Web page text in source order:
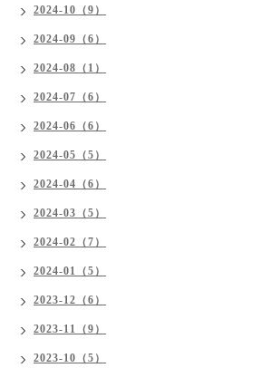
2024-10（9）
2024-09（6）
2024-08（1）
2024-07（6）
2024-06（6）
2024-05（5）
2024-04（6）
2024-03（5）
2024-02（7）
2024-01（5）
2023-12（6）
2023-11（9）
2023-10（5）